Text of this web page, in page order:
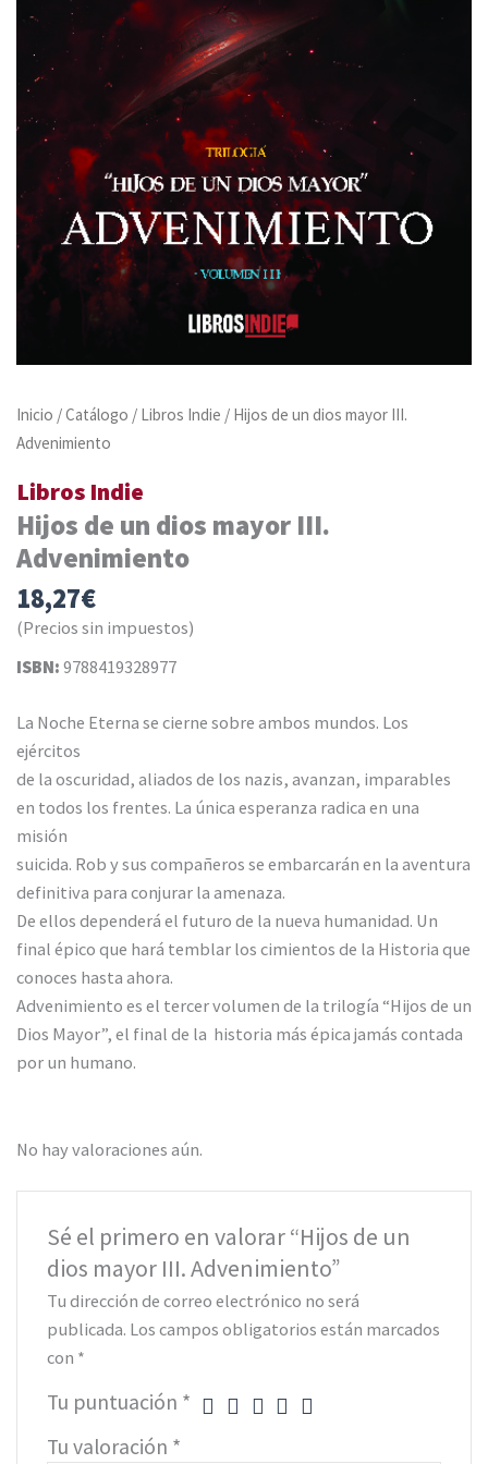
Inicio /Catálogo / Libros Indie / Hijos de un dios mayor III.
Advenimiento
Libros Indie
Hijos de un dios mayor III.
Advenimiento
18,27€
(Precios sin impuestos)
ISBN: 9788419328977
La Noche Eterna se cierne sobre ambos mundos. Los
ejércitos
de la oscuridad, aliados de los nazis, avanzan, imparables
en todos los frentes. La única esperanza radica en una
misión
suicida. Rob y sus compañeros se embarcarán en la aventura
definitiva para conjurar la amenaza.
De ellos dependerá el futuro de la nueva humanidad. Un
final épico que hará temblar los cimientos de la Historia que
conoces hasta ahora.
Advenimiento es el tercer volumen de la trilogía “Hijos de un
Dios Mayor”, el final de la historia más épica jamás contada
por un humano.
No hay valoraciones aún.
Sé el primero en valorar “Hijos de un
dios mayor III. Advenimiento”
Tu dirección de correo electrónico no será
publicada. Los campos obligatorios están marcados
con *
Tu puntuación *
Tu valoración *